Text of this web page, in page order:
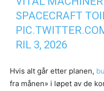
SPACECRAFT
RIL 3, 2026
Hvis alt går etter planen,
fra månen» i løpet av de